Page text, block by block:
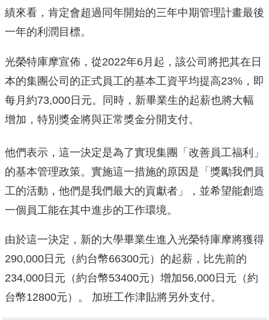
績來看，肯定會超過同年開始的三年中期管理計畫最後
一年的利潤目標。
光榮特庫摩宣佈，從2022年6月起，該公司將把其在日
本的集團公司的正式員工的基本工資平均提高23%，即
每月約73,000日元。同時，新畢業生的起薪也將大幅
增加，特別獎金將與正常獎金分開支付。
他們表示，這一決定是為了實現集團「改善員工福利」
的基本管理政策。實施這一措施的原因是「獎勵我們員
工的活動，他們是我們最大的貢獻者」，並希望能創造
一個員工能在其中進步的工作環境。
由於這一決定，新的大學畢業生進入光榮特庫摩將獲得
290,000日元（約台幣66300元）的起薪，比先前的
234,000日元（約台幣53400元）增加56,000日元（約
台幣12800元）。 加班工作津貼將另外支付。